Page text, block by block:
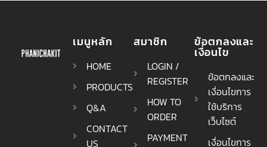
เมนูหลัก
HOME
PRODUCTS
Q&A
CONTACT
US
สมาชิก
LOGIN /
REGISTER
HOW TO
ORDER
PAYMENT
ข้อตกลงและ
เงื่อนไข
ข้อตกลงและ
เงื่อนไขการ
ใช้บริการ
เว็บไซต์
เงื่อนไขการ